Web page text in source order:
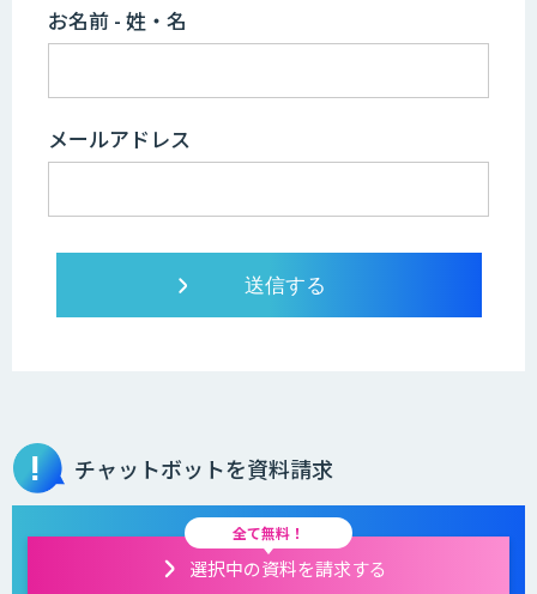
お名前 - 姓・名
メールアドレス
チャットボットを資料請求
全て無料！
選択中の資料を請求する